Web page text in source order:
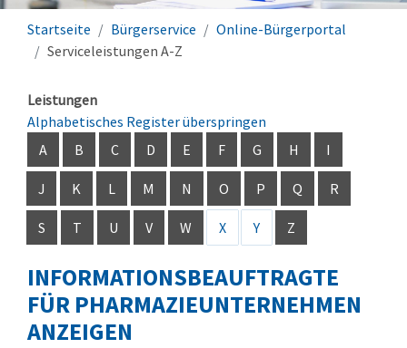
Startseite Bürgerservice
Online-Bürgerportal
Serviceleistungen A-Z
Leistungen
Alphabetisches Register überspringen
A
B C D E F G H I
J K L M N O P Q R
S T U V W X Y Z
INFORMATIONSBEAUFTRAGTE
FÜR PHARMAZIEUNTERNEHMEN
ANZEIGEN